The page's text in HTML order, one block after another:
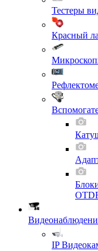
Тестеры
Красный
IP